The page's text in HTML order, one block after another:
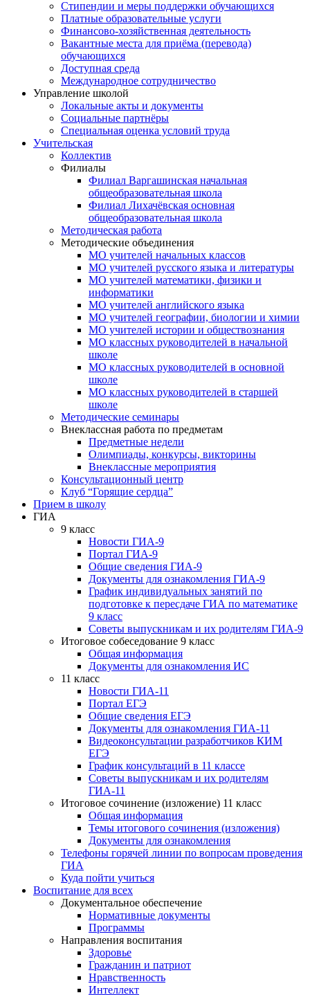
Стипендии и меры поддержки обучающихся
Платные образовательные услуги
Финансово-хозяйственная деятельность
Вакантные места для приёма (перевода)
обучающихся
Доступная среда
Международное сотрудничество
Управление школой
Локальные акты и документы
Социальные партнёры
Специальная оценка условий труда
Учительская
Коллектив
Филиалы
Филиал Варгашинская начальная
общеобразовательная школа
Филиал Лихачёвская основная
общеобразовательная школа
Методическая работа
Методические объединения
МО учителей начальных классов
МО учителей русского языка и литературы
МО учителей математики, физики и
информатики
МО учителей английского языка
МО учителей географии, биологии и химии
МО учителей истории и обществознания
МО классных руководителей в начальной
школе
МО классных руководителей в основной
школе
МО классных руководителей в старшей
школе
Методические семинары
Внеклассная работа по предметам
Предметные недели
Олимпиады, конкурсы, викторины
Внеклассные мероприятия
Консультационный центр
Клуб “Горящие сердца”
Прием в школу
ГИА
9 класс
Новости ГИА-9
Портал ГИА-9
Общие сведения ГИА-9
Документы для ознакомления ГИА-9
График индивидуальных занятий по
подготовке к пересдаче ГИА по математике
9 класс
Советы выпускникам и их родителям ГИА-9
Итоговое собеседование 9 класс
Общая информация
Документы для ознакомления ИС
11 класс
Новости ГИА-11
Портал ЕГЭ
Общие сведения ЕГЭ
Документы для ознакомления ГИА-11
Видеоконсультации разработчиков КИМ
ЕГЭ
График консультаций в 11 классе
Советы выпускникам и их родителям
ГИА-11
Итоговое сочинение (изложение) 11 класс
Общая информация
Темы итогового сочинения (изложения)
Документы для ознакомления
Телефоны горячей линии по вопросам проведения
ГИА
Куда пойти учиться
Воспитание для всех
Документальное обеспечение
Нормативные документы
Программы
Направления воспитания
Здоровье
Гражданин и патриот
Нравственность
Интеллект